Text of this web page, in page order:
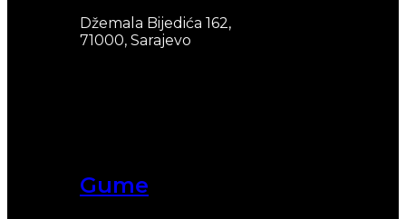
Gume
Džemala Bijedića 162,
71000, Sarajevo